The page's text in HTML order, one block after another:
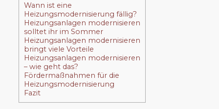
Wann ist eine
Heizungsmodernisierung fällig?
Heizungsanlagen modernisieren
solltet ihr im Sommer
Heizungsanlagen modernisieren
bringt viele Vorteile
Heizungsanlagen modernisieren
– wie geht das?
Fördermaßnahmen für die
Heizungsmodernisierung
Fazit